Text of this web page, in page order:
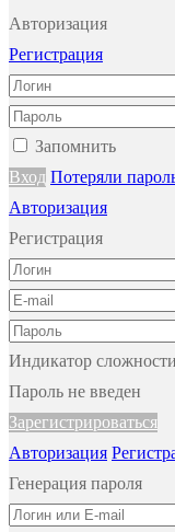
Авторизация
Регистрация
Запомнить
Вход Потеряли
Авторизация
Регистрация
Индикатор
Пароль не введен
Зарегистрироваться
Авторизация
Генерация пароля